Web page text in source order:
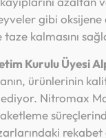
gibi
kalmasını
Kurulu Üyesi
ürünlerinin
Nitromax
rekabet